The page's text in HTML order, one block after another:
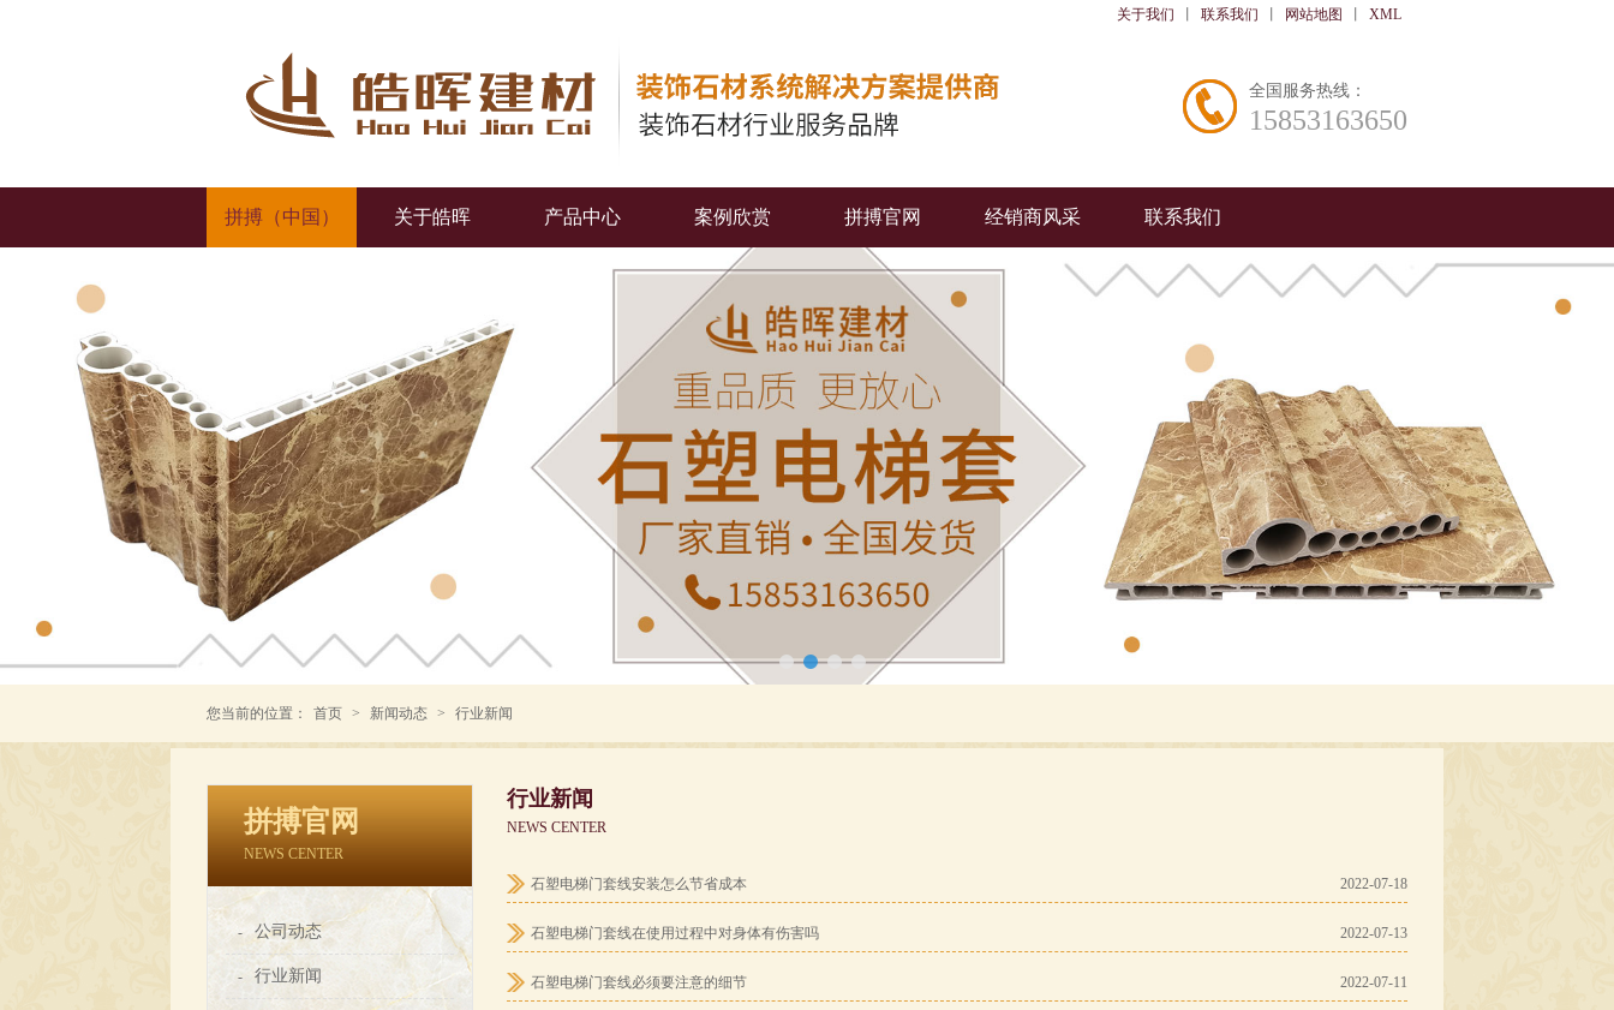
关于我们 联系我们 网站地图 XML
全国服务热线：
15853163650
拼搏（中国） 关于皓晖 产品中心 案例欣赏 拼搏官网 经销商风采 联系我们
您当前的位置： 首页 > 新闻动态 > 行业新闻
拼搏官网
NEWS CENTER
- 公司动态
- 行业新闻
行业新闻
NEWS CENTER
2022-07-18
石塑电梯门套线安装怎么节省成本
2022-07-13
石塑电梯门套线在使用过程中对身体有伤害吗
2022-07-11
石塑电梯门套线必须要注意的细节